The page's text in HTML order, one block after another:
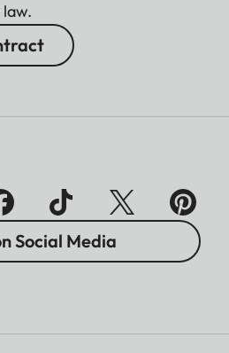
Social Media